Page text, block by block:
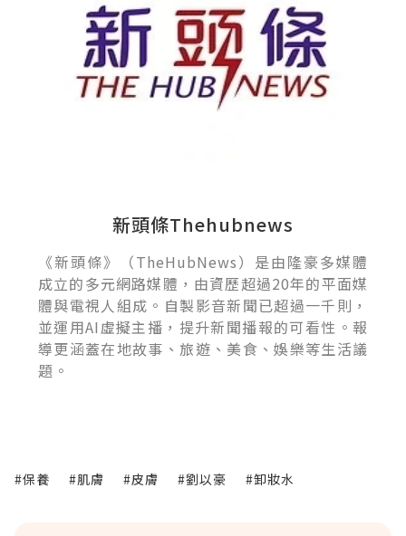
新頭條Thehubnews
《新頭條》（TheHubNews）是由隆豪多媒體
成立的多元網路媒體，由資歷超過20年的平面媒
體與電視人組成。自製影音新聞已超過一千則，
並運用AI虛擬主播，提升新聞播報的可看性。報
導更涵蓋在地故事、旅遊、美食、娛樂等生活議
題。
#保養 #肌膚 #皮膚 #劉以豪 #卸妝水